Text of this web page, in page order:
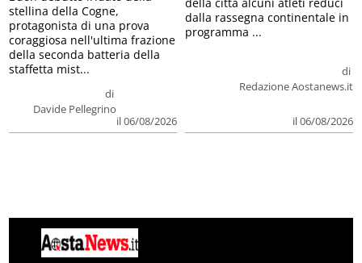
di
Davide Pellegrino
il 06/08/2026
stellina della Cogne,
protagonista di una prova
coraggiosa nell'ultima frazione
della seconda batteria della
staffetta mist...
di
Redazione Aostanews.it
il 06/08/2026
dalla rassegna continentale in
programma ...